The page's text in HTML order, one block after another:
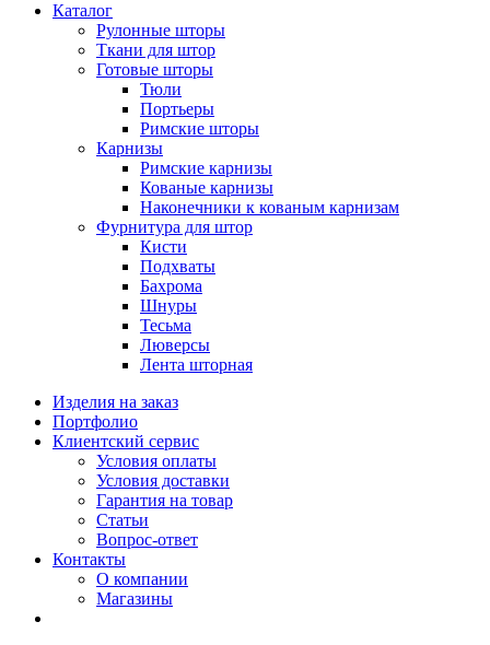
Каталог
Рулонные шторы
Ткани для штор
Готовые шторы
Тюли
Портьеры
Римские шторы
Карнизы
Римские карнизы
Кованые карнизы
Наконечники к кованым карнизам
Фурнитура для штор
Кисти
Подхваты
Бахрома
Шнуры
Тесьма
Люверсы
Лента шторная
Изделия на заказ
Портфолио
Клиентский сервис
Условия оплаты
Условия доставки
Гарантия на товар
Статьи
Вопрос-ответ
Контакты
О компании
Магазины